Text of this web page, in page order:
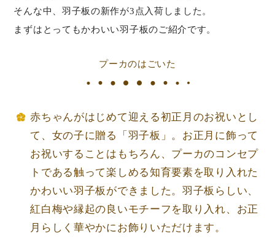
そんな中、羽子板の新作が3点入荷しました。
まずはとってもかわいい羽子板のご紹介です。
プーカのはごいた
⾚ちゃんがはじめて迎える初正⽉のお祝いとし
て、⼥の⼦に贈る「⽻⼦板」。お正⽉に飾って
お祝いすることはもちろん、プーカのコンセプ
トである触って楽しめる知育要素を取り⼊れた
かわいい⽻⼦板ができました。⽻⼦板らしい、
紅⽩梅や縁起の良いモチーフを取り⼊れ、お正
⽉らしく華やかにお飾りいただけます。